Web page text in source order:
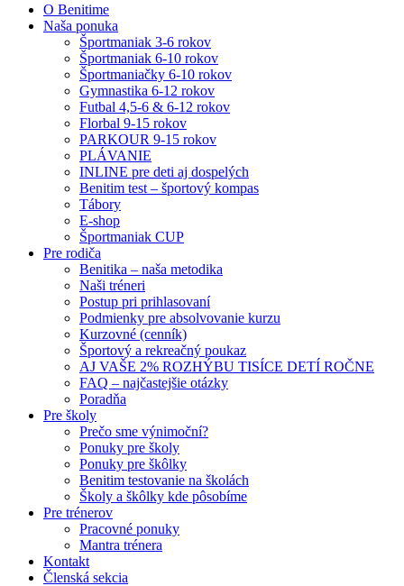
O Benitime
Naša ponuka
Športmaniak 3-6 rokov
Športmaniak 6-10 rokov
Športmaniačky 6-10 rokov
Gymnastika 6-12 rokov
Futbal 4,5-6 & 6-12 rokov
Florbal 9-15 rokov
PARKOUR 9-15 rokov
PLÁVANIE
INLINE pre deti aj dospelých
Benitim test – športový kompas
Tábory
E-shop
Športmaniak CUP
Pre rodiča
Benitika – naša metodika
Naši tréneri
Postup pri prihlasovaní
Podmienky pre absolvovanie kurzu
Kurzovné (cenník)
Športový a rekreačný poukaz
AJ VAŠE 2% ROZHÝBU TISÍCE DETÍ ROČNE
FAQ – najčastejšie otázky
Poradňa
Pre školy
Prečo sme výnimoční?
Ponuky pre školy
Ponuky pre škôlky
Benitim testovanie na školách
Školy a škôlky kde pôsobíme
Pre trénerov
Pracovné ponuky
Mantra trénera
Kontakt
Členská sekcia